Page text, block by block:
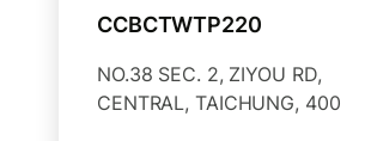
CCBCTWTP220
NO.38 SEC. 2, ZIYOU RD,
CENTRAL, TAICHUNG, 400